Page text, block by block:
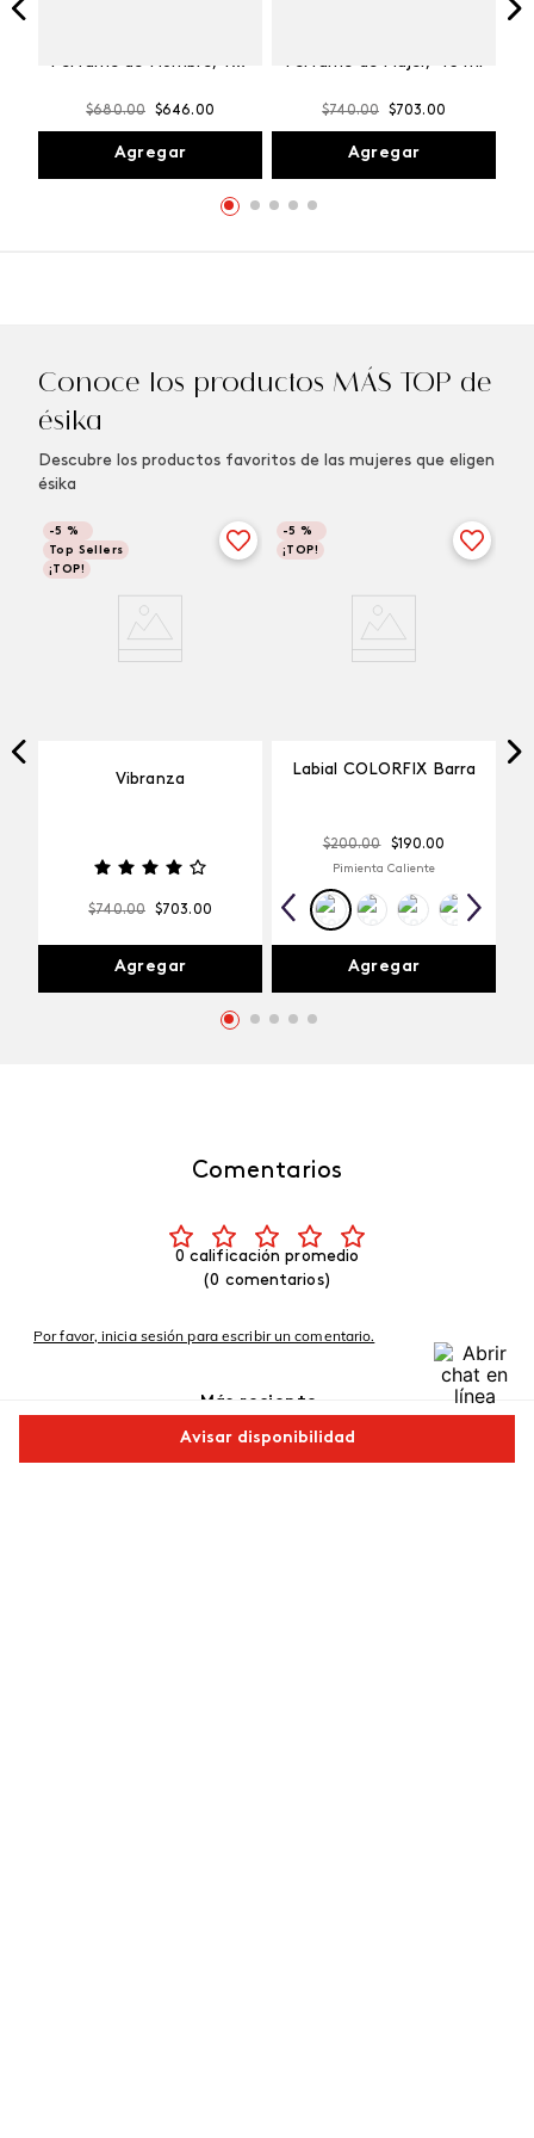
Avisar disponibilidad
Perfume de Hombre, 100
$680.00 $646.00
Agregar
Perfume de Mujer, 45 ml
$740.00 $703.00
Agregar
Conoce los productos MÁS TOP de
ésika
Descubre los productos favoritos de las mujeres que eligen
ésika
-5 %
Top Sellers
¡TOP!
Vibranza
$740.00 $703.00
Agregar
-5 %
¡TOP!
Labial COLORFIX Barra
$200.00 $190.00
Pimienta Caliente
Agregar
Comentarios
0 calificación promedio
(0 comentarios)
Por favor, inicia sesión para escribir un comentario.
Más reciente
No hay comentarios.